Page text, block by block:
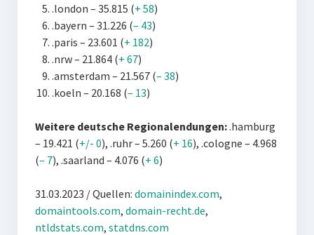
.london – 35.815 (+ 58)
.bayern – 31.226 (– 43)
.paris – 23.601 (+ 182)
.nrw – 21.864 (+ 67)
.amsterdam – 21.567 (– 38)
.koeln – 20.168 (– 13)
Weitere deutsche Regionalendungen:.hamburg
– 19.421 (+/- 0), .ruhr – 5.260 (+ 16), .cologne – 4.968
(– 7), .saarland – 4.076 (+ 6)
31.03.2023 / Quellen: domainindex.com,
domaintools.com, domain-recht.de,
ntldstats.com, statdns.com